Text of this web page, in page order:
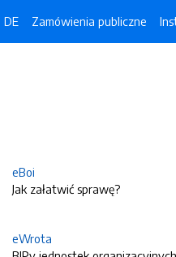
DE Zamówienia publiczne
eBoi
Jak załatwić sprawę?
eWrota